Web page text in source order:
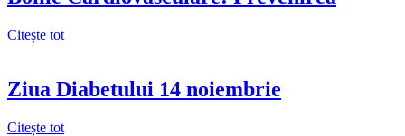
Citește tot
Ziua Diabetului 14 noiembrie
Citește tot